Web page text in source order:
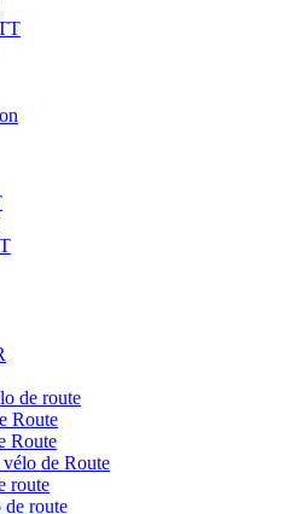
de route
Route
Route
de Route
route
de route